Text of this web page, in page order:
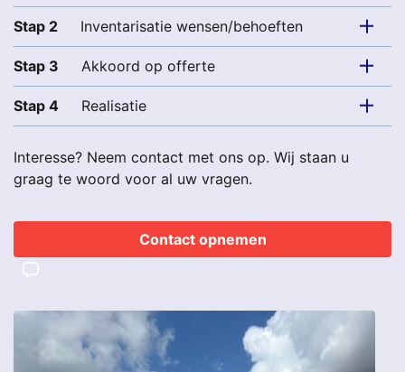
Stap 2 Inventarisatie wensen/behoeften
Stap 3 Akkoord op offerte
Stap 4 Realisatie
Interesse? Neem contact met ons op. Wij staan u
graag te woord voor al uw vragen.
Contact opnemen